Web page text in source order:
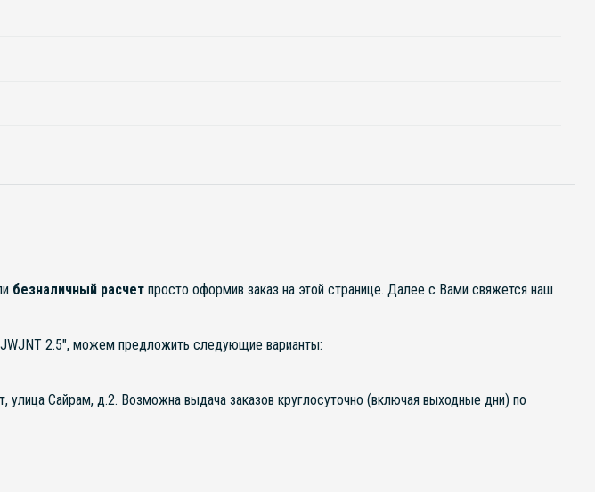
безналичный расчет просто оформив заказ на этой странице. Далее с Вами свяжется наш
2.5", можем предложить следующие варианты:
Сайрам, д.2. Возможна выдача заказов круглосуточно (включая выходные дни) по